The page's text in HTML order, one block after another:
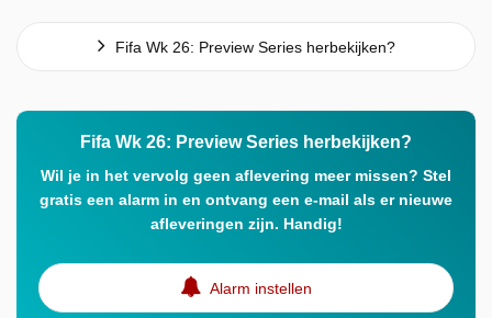
Fifa Wk 26: Preview Series herbekijken?
Fifa Wk 26: Preview Series herbekijken?
Wil je in het vervolg geen aflevering meer missen? Stel
gratis een alarm in en ontvang een e-mail als er nieuwe
afleveringen zijn. Handig!
Alarm instellen